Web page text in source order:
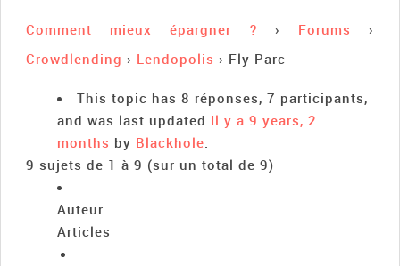
Comment mieux épargner ? › Forums
›
Crowdlending › Lendopolis › Fly Parc
This topic has 8 réponses, 7 participants,
and was last updated Il y a 9 years, 2
months by Blackhole.
9 sujets de 1 à 9 (sur un total de 9)
Auteur
Articles